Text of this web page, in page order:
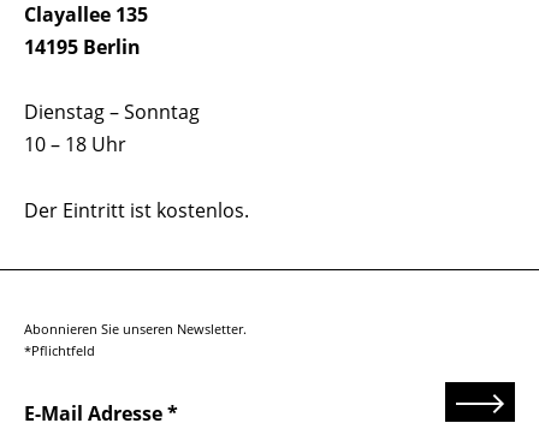
Clayallee 135
14195 Berlin
Dienstag – Sonntag
10 – 18 Uhr
Der Eintritt ist kostenlos.
Abonnieren Sie unseren Newsletter.
*Pflichtfeld
E-Mail Adresse Senden